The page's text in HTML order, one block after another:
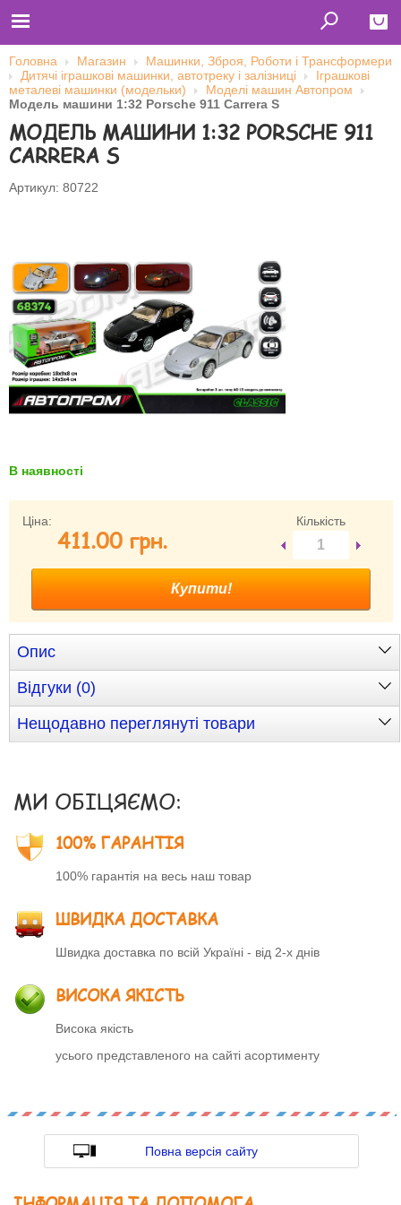
Close
Главная
Футболки
Толстовки (кенгурушки)
Свитшоты
Бейсболки
Ім'я користувача
Пароль
Запам'ятати мене
Зареєструватися
Головна Магазин
Машинки, Зброя, Роботи і Трансформери
Дитячі іграшкові машинки, автотреку і залізниці
Іграшкові
металеві машинки (модельки)
Моделі машин Автопром
Модель машини 1:32 Porsche 911 Carrera S
МОДЕЛЬ МАШИНИ 1:32 PORSCHE 911
CARRERA S
Артикул: 80722
В наявності
Ціна:
411.00 грн.
Кількість
Опис
Відгуки (0)
Нещодавно переглянуті товари
МИ ОБІЦЯЄМО:
100% ГАРАНТІЯ
100% гарантія на весь наш товар
ШВИДКА ДОСТАВКА
Швидка доставка по всій Україні - від 2-х днів
ВИСОКА ЯКІСТЬ
Висока якість
усього представленого на сайті асортименту
Повна версія сайту